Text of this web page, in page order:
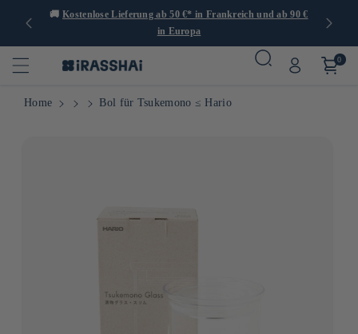
🚚Kostenlose Lieferung ab 50 €* in Frankreich und ab 90 €
in Europa
0
Home Bol für Tsukemono ≤ Hario